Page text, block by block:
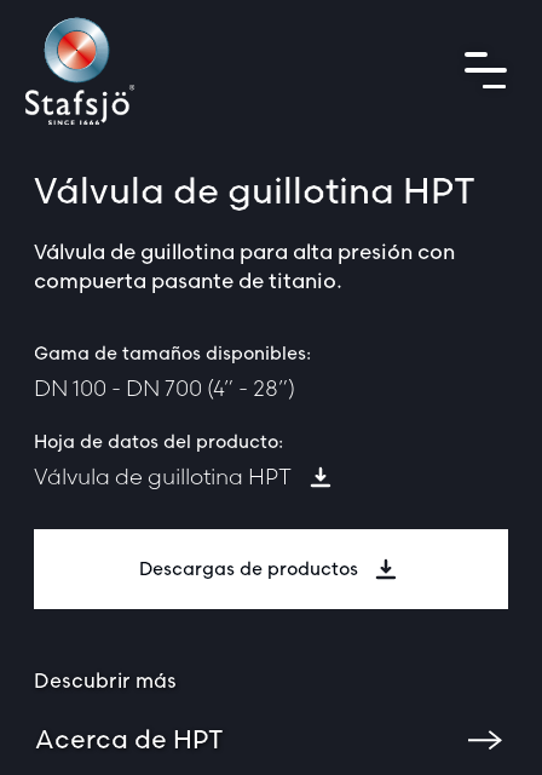
Válvula de guillotina HPT
Válvula de guillotina para alta presión con
compuerta pasante de titanio.
Gama de tamaños disponibles:
DN 100 - DN 700 (4” - 28”)
Hoja de datos del producto:
Válvula de guillotina HPT
Descargas de productos
Descubrir más
Acerca de HPT